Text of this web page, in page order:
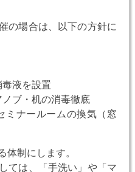
の場合は、以下の方針に
液を設置
ブ・机の消毒徹底
ミナールームの換気（窓
体制にします。
ては、「手洗い」や「マ